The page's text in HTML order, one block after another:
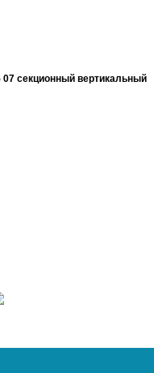
секционный вертикальный